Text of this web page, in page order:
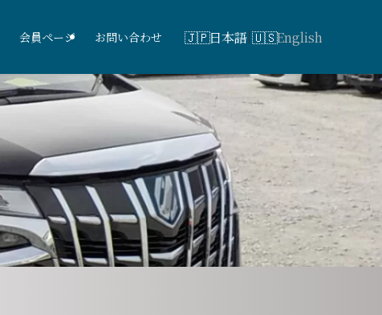
会員ページ お問い合わせ English
日本語